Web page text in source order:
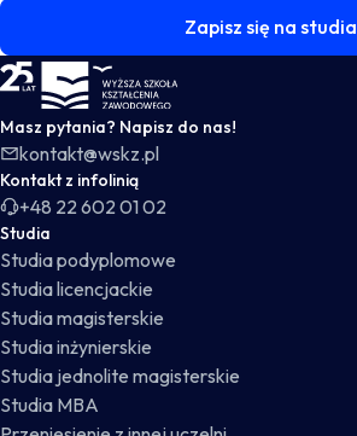
Zapisz się na studia
WSKZ - strona główna
Masz pytania? Napisz do nas!
kontakt@wskz.pl
Kontakt z infolinią
+48 22 602 01 02
Studia
Studia podyplomowe
Studia licencjackie
Studia magisterskie
Studia inżynierskie
Studia jednolite magisterskie
Studia MBA